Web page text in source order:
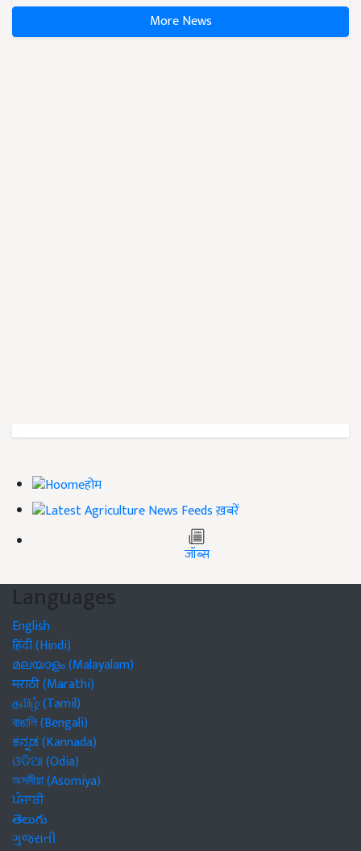
More News
होम
ख़बरें
जॉब्स
Languages
English
हिंदी (Hindi)
മലയാളം (Malayalam)
मराठी (Marathi)
தமிழ் (Tamil)
বাঙালি (Bengali)
ಕನ್ನಡ (Kannada)
ଓଡିଆ (Odia)
অসমীয়া (Asomiya)
ਪੰਜਾਬੀ
తెలుగు
ગુજરાતી